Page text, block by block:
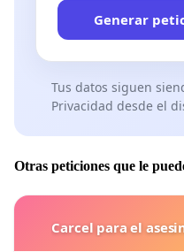
Generar
Tus datos siguen
Privacidad desde el
Otras peticiones que le
Carcel para el